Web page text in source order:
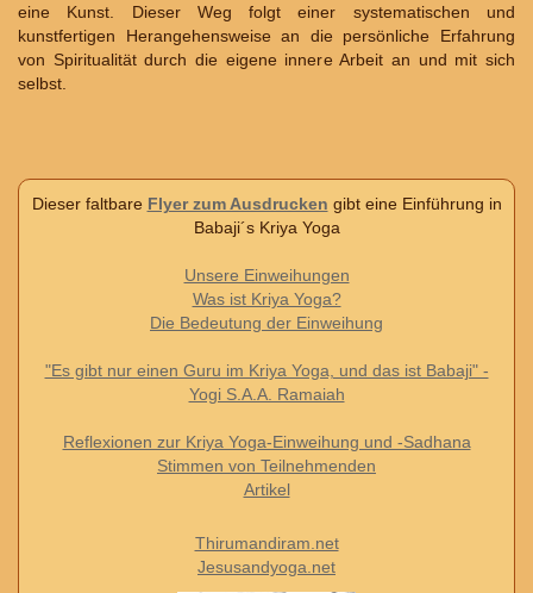
eine Kunst. Dieser Weg folgt einer systematischen und
kunstfertigen Herangehensweise an die persönliche Erfahrung
von Spiritualität durch die eigene innere Arbeit an und mit sich
selbst.
Dieser faltbare Flyer zum Ausdrucken gibt eine Einführung in
Babaji´s Kriya Yoga
Unsere Einweihungen
Was ist Kriya Yoga?
Die Bedeutung der Einweihung
"Es gibt nur einen Guru im Kriya Yoga, und das ist Babaji" -
Yogi S.A.A. Ramaiah
Reflexionen zur Kriya Yoga-Einweihung und -Sadhana
Stimmen von Teilnehmenden
Artikel
Thirumandiram.net
Jesusandyoga.net